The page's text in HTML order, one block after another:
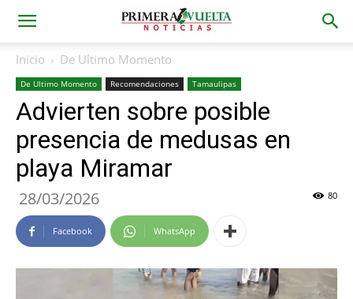
Inicio De Ultimo Momento
De Ultimo Momento Recomendaciones Tamaulipas
Advierten sobre posible
presencia de medusas en
playa Miramar
28/03/2026 80
Facebook WhatsApp